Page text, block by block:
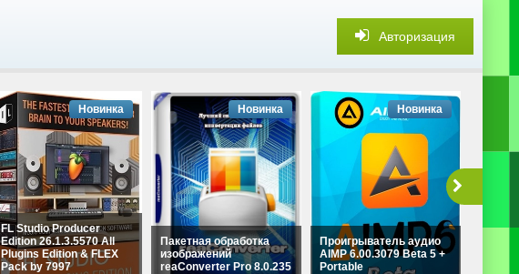
Авторизация
FL Studio Producer
Edition 26.1.3.5570 All
Plugins Edition & FLEX
Pack by 7997
Новинка
Пакетная обработка
изображений
reaConverter Pro 8.0.235
Новинка
Проигрыватель аудио
AIMP 6.00.3079 Beta 5 +
Portable
Новинка